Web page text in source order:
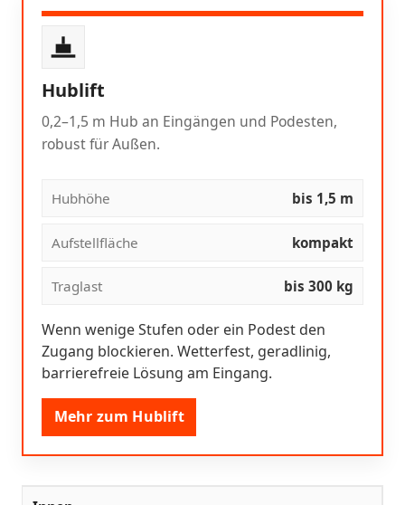
Hublift
0,2–1,5 m Hub an Eingängen und Podesten,
robust für Außen.
Hubhöhe bis 1,5 m
Aufstellfläche kompakt
Traglast bis 300 kg
Wenn wenige Stufen oder ein Podest den
Zugang blockieren. Wetterfest, geradlinig,
barrierefreie Lösung am Eingang.
Mehr zum Hublift